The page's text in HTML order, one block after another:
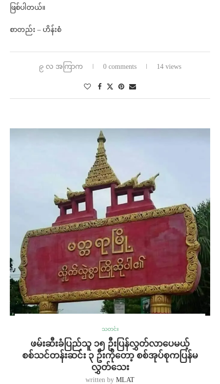
ဖြစ်ပါတယ်။
စာတည်း – ဟိန်းစံ
၉ လ အကြာက 0 comments 14 views
သတင်း
ဖမ်းဆီးခံပြည်သူ ၁၅ ဦးပြန်လွှတ်လာပေမယ့်
စစ်သင်တန်းဆင်း ၃ ဦးကိုတော့ စစ်အုပ်စုကပြန်မ
လွှတ်သေး
written by MLAT